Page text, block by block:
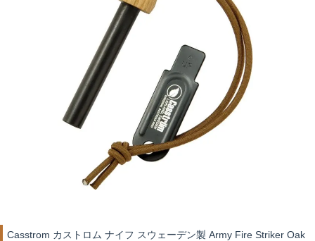
Casstrom カストロム ナイフ スウェーデン製 Army Fire Striker Oak